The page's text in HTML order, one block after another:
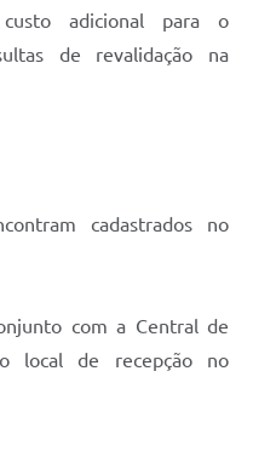
adicional para o
de revalidação na
cadastrados no
com a Central de
local de recepção no